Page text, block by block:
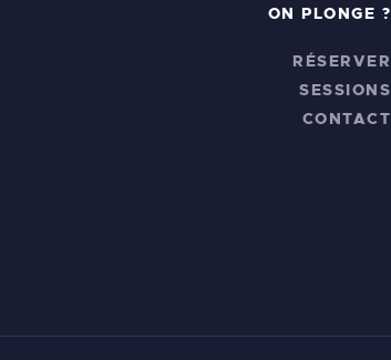
ON PLONGE ?
RÉSERVER
SESSIONS
CONTACT